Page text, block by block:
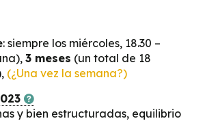
: siempre los miércoles, 18.30 –
3 meses (un total de 18
(¿Una vez la semana?)
y bien estructuradas, equilibrio